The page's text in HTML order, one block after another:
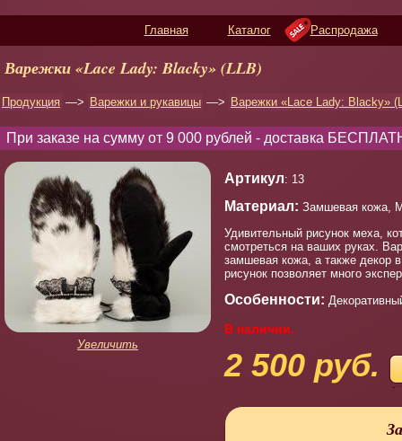
Главная Каталог Распродажа
Варежки «Lace Lady: Blacky» (LLB)
Продукция —> Варежки и рукавицы —> Варежки «Lace Lady: Blacky»
При заказе на сумму от 9 000 рублей - доставка
Увеличить
Артикул: 13
Материал: Замшевая кожа,
Удивительный рисунок меха,
смотреться на ваших руках.
замшевая кожа, а также декор
рисунок позволяет много
Особенности:
В наличии.
2 500 руб.